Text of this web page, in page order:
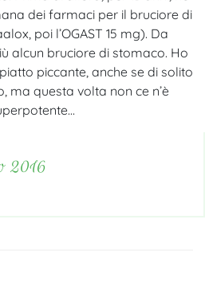
dei farmaci per il bruciore di
poi l’OGAST 15 mg). Da
alcun bruciore di stomaco. Ho
piccante, anche se di solito
ma questa volta non ce n’è
2016